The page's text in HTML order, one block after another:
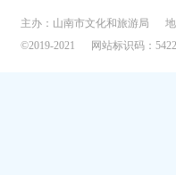
主办：山南市文化和旅游局
©2019-2021
网站标识码：